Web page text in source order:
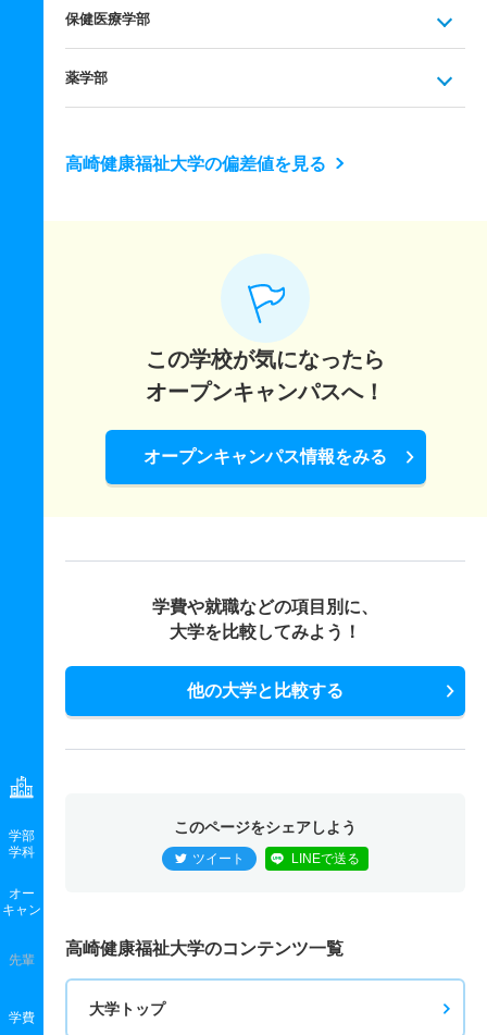
学部
学科
オー
キャン
先輩
学費
保健医療学部
薬学部
高崎健康福祉大学の偏差値を見る
この学校が気になったら
オープンキャンパスへ！
オープンキャンパス情報をみる
学費や就職などの項目別に、
大学を比較してみよう！
他の大学と比較する
このページをシェアしよう
ツイート LINEで送る
高崎健康福祉大学のコンテンツ一覧
大学トップ